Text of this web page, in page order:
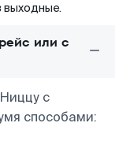
выходные.
или с
с
способами: